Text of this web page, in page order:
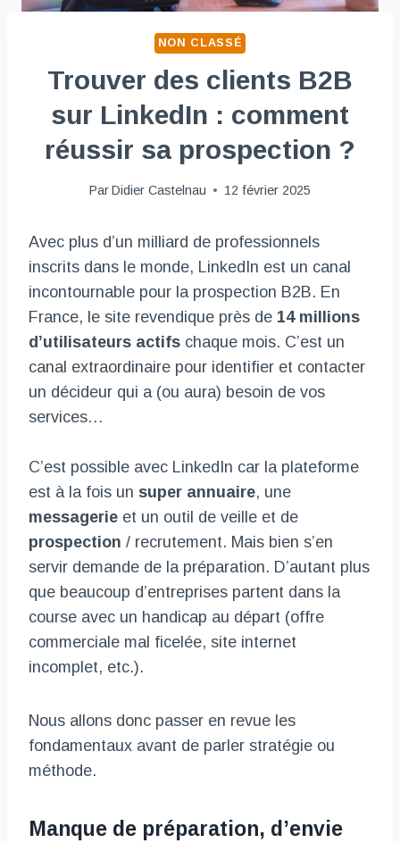
NON CLASSÉ
Trouver des clients B2B
sur LinkedIn : comment
réussir sa prospection ?
ParDidier Castelnau 12 février 2025
Avec plus d’un milliard de professionnels
inscrits dans le monde, LinkedIn est un canal
incontournable pour la prospection B2B. En
France, le site revendique près de 14 millions
d’utilisateurs actifs chaque mois. C’est un
canal extraordinaire pour identifier et contacter
un décideur qui a (ou aura) besoin de vos
services…
C’est possible avec LinkedIn car la plateforme
est à la fois un super annuaire, une
messagerie et un outil de veille et de
prospection / recrutement. Mais bien s’en
servir demande de la préparation. D’autant plus
que beaucoup d’entreprises partent dans la
course avec un handicap au départ (offre
commerciale mal ficelée, site internet
incomplet, etc.).
Nous allons donc passer en revue les
fondamentaux avant de parler stratégie ou
méthode.
Manque de préparation, d’envie